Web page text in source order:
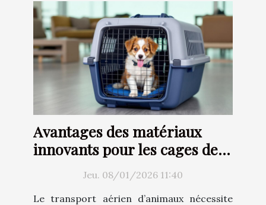
Avantages des matériaux
innovants pour les cages de
transport aérien
Jeu. 08/01/2026 11:40
Le transport aérien d’animaux nécessite